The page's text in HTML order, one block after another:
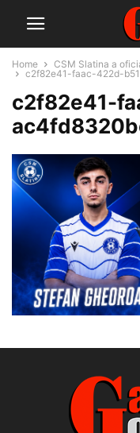
Home
CSM Slatina a
c2f82e41-faac-422d-
c2f82e41-